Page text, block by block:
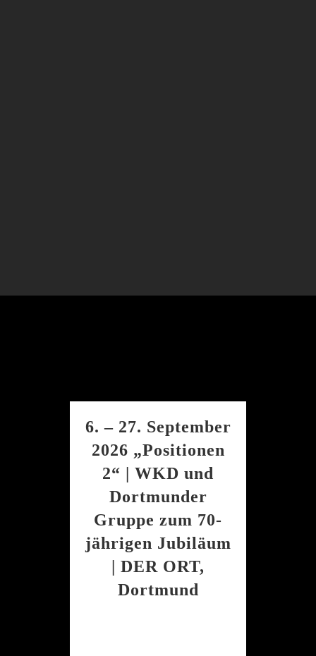
6. – 27. September
2026 „Positionen
2“ | WKD und
Dortmunder
Gruppe zum 70-
jährigen Jubiläum
| DER ORT,
Dortmund